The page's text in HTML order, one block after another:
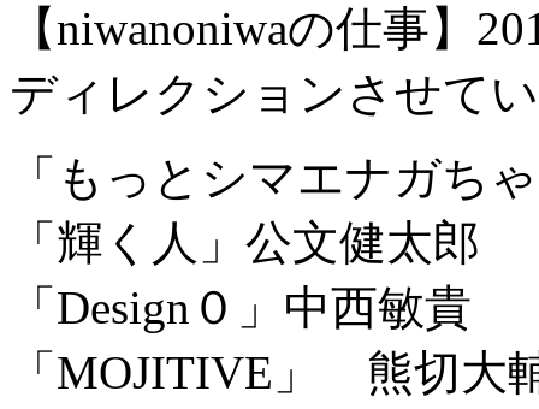
【niwanoniwaの仕事】
ディレクションさせて
「もっとシマエナガち
「輝く人」公文健太郎
「Design０」中西敏貴
「MOJITIVE」 熊切大